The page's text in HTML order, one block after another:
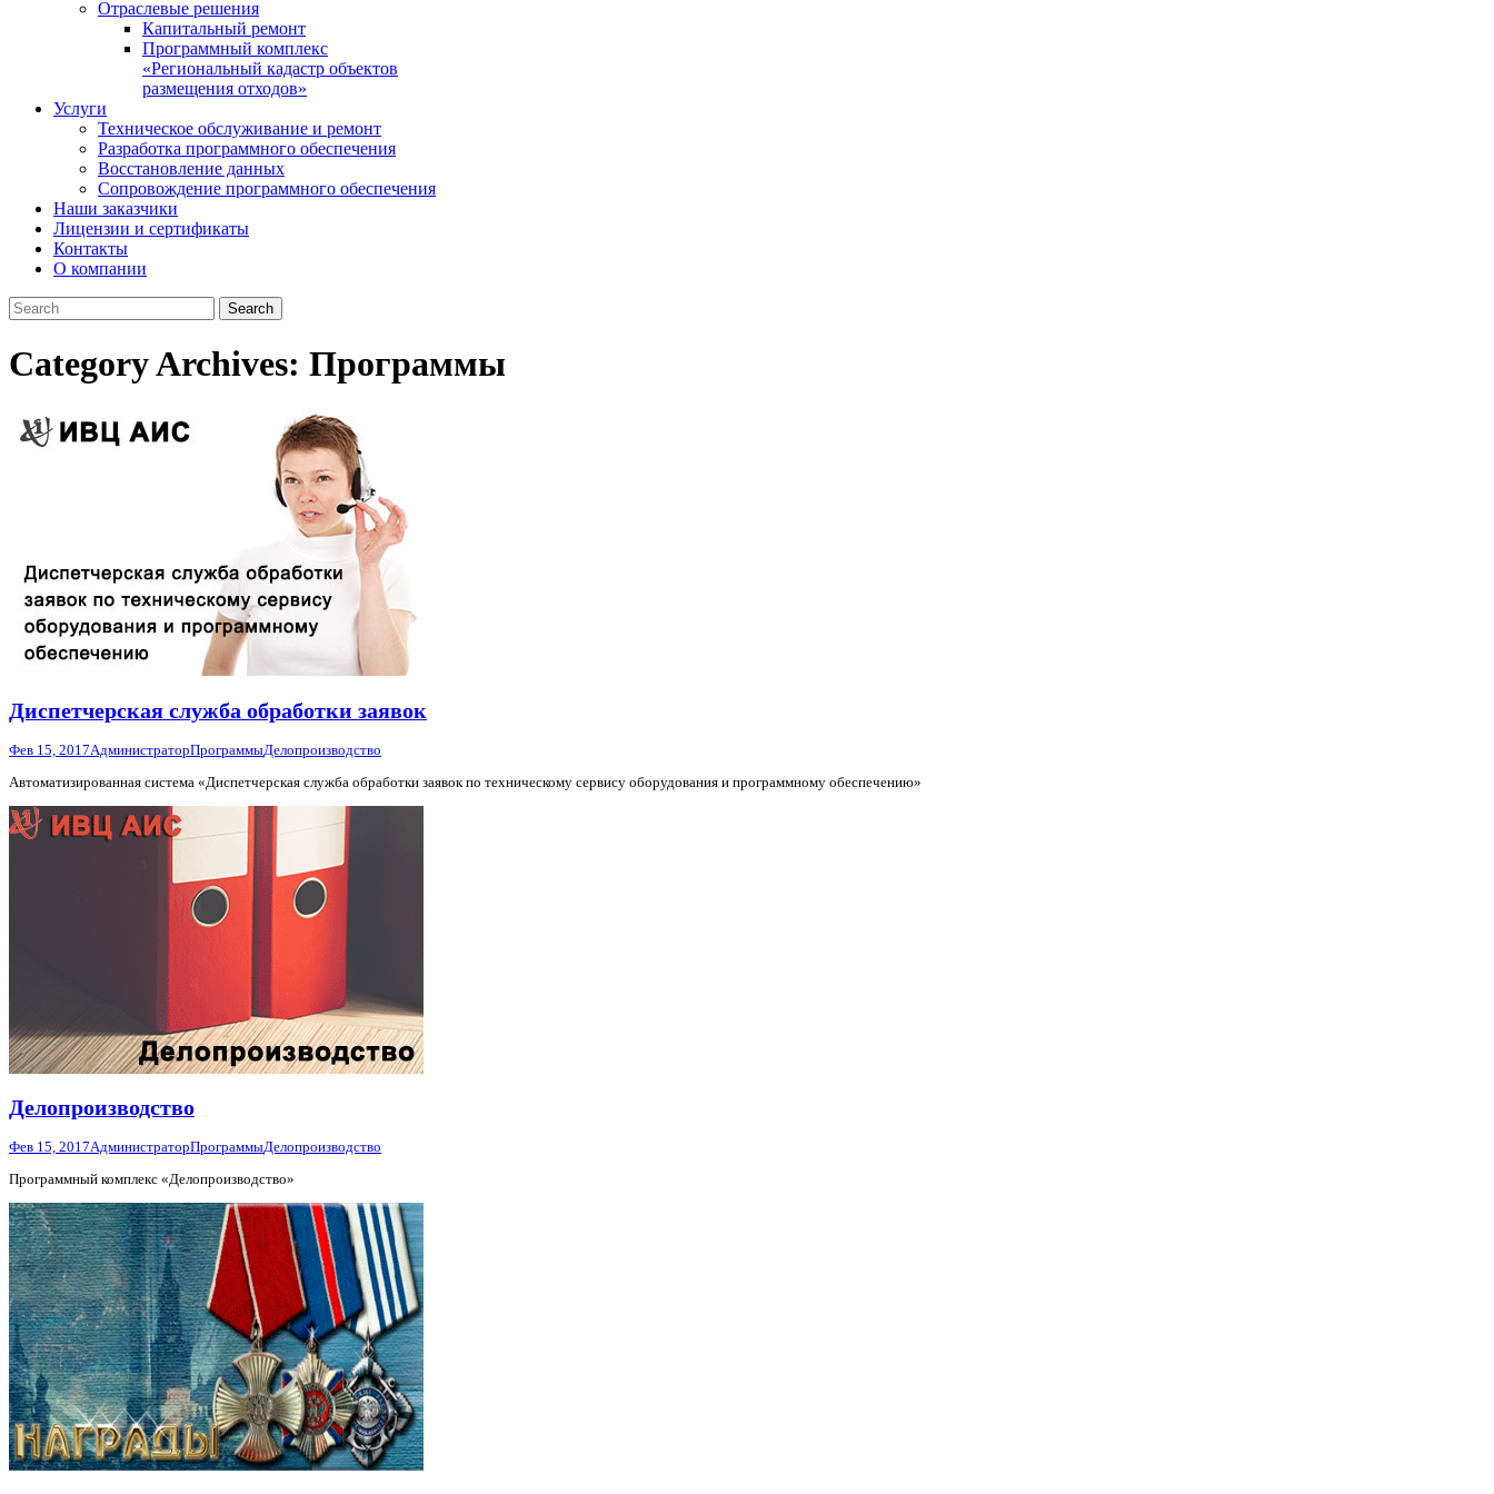
Отраслевые решения
Капитальный ремонт
Программный комплекс
«Региональный кадастр объектов
размещения отходов»
Услуги
Техническое обслуживание и ремонт
Разработка программного обеспечения
Восстановление данных
Сопровождение программного обеспечения
Наши заказчики
Лицензии и сертификаты
Контакты
О компании
Category Archives: Программы
Диспетчерская служба обработки заявок
Фев 15, 2017АдминистраторПрограммыДелопроизводство
Автоматизированная система «Диспетчерская служба обработки заявок по техническому сервису оборудования и программному обеспечению»
Делопроизводство
Фев 15, 2017АдминистраторПрограммыДелопроизводство
Программный комплекс «Делопроизводство»